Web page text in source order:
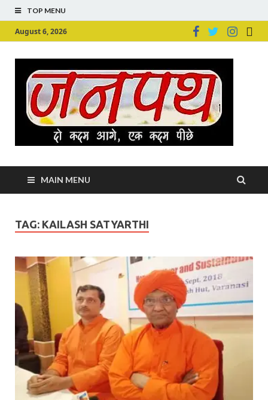
TOP MENU
August 6, 2026
MAIN MENU
TAG: KAILASH SATYARTHI